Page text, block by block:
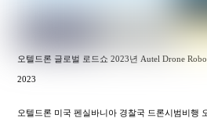
오텔드론 글로벌 로드쇼 2023년 Autel Drone
2023
오텔드론 미국 펜실바니아 경찰국 드론시범비행